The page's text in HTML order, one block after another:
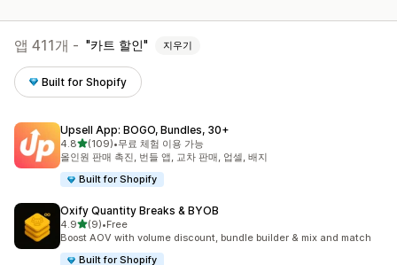
앱 411개 - 카트 할인 지우기
Built for Shopify
Upsell App: BOGO, Bundles, 30+
4.8별 5개 중
(109)
총 리뷰 109개
•무료 체험 이용 가능
올인원 판매 촉진, 번들 앱, 교차 판매, 업셀, 배지
Built for Shopify
Oxify Quantity Breaks & BYOB
4.9별 5개 중
(9)
총 리뷰 9개
•Free
Boost AOV with volume discount, bundle builder & mix and match
Built for Shopify